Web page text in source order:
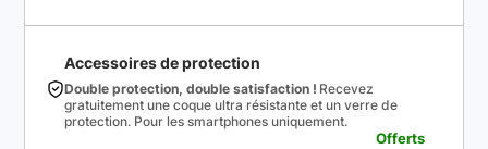
Accessoires de protection
Double protection, double satisfaction ! Recevez
gratuitement une coque ultra résistante et un verre de
protection. Pour les smartphones uniquement.
Offerts